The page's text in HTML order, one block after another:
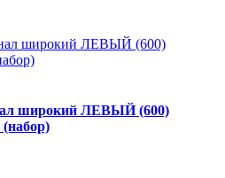
широкий ЛЕВЫЙ (600)